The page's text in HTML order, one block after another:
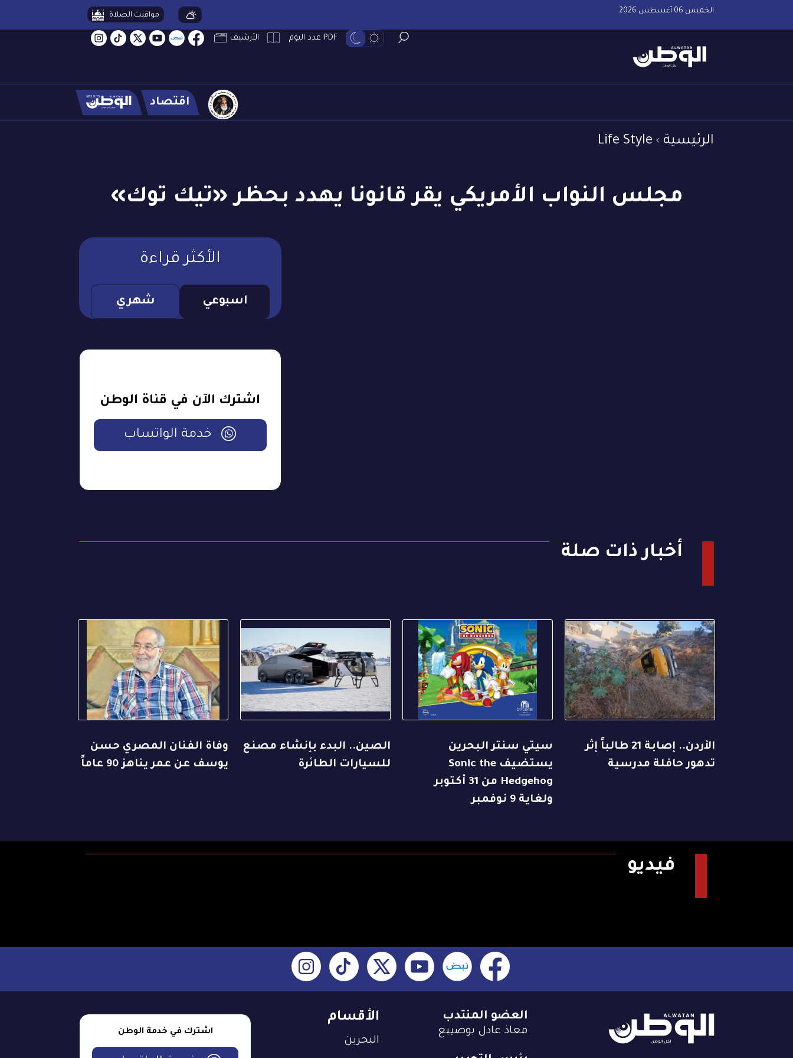
الخميس 06 أغسطس 2026 مواقيت الصلاة
PDF عدد اليوم الأرشيف
اقتصاد
الرئيسية Life Style
مجلس النواب الأمريكي يقر قانونا يهدد بحظر «تيك توك»
الأكثر قراءة
اسبوعي شهري
اشترك الآن في قناة الوطن
خدمة الواتساب
أخبار ذات صلة
الأردن.. إصابة 21 طالباً إثر
تدهور حافلة مدرسية
سيتي سنتر البحرين
يستضيف Sonic the
Hedgehog من 31 أكتوبر
ولغاية 9 نوفمبر
الصين.. البدء بإنشاء مصنع
للسيارات الطائرة
وفاة الفنان المصري حسن
يوسف عن عمر يناهز 90 عاماً
فيديو
الأقسام
البحرين
العضو المنتدب
معاذ عادل بوصيبع اشترك في خدمة الوطن